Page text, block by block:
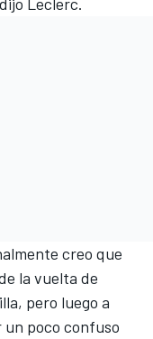
creo que
la vuelta de
pero luego a
poco confuso